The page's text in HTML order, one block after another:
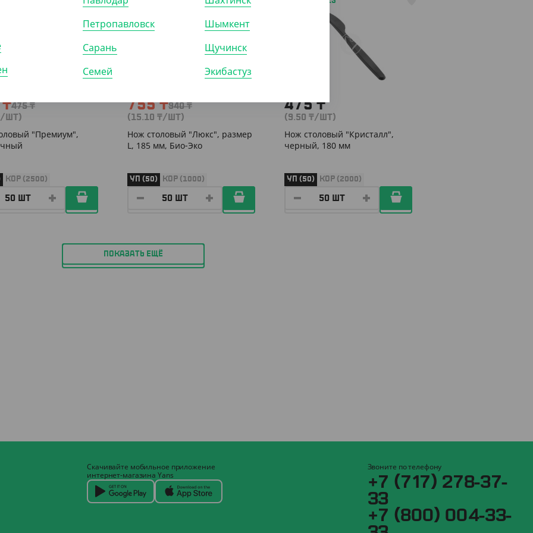
₸475₸
/ШТ)
"Премиум",
КОР (2500)
755₸940₸
(15.10 ₸/ШТ)
Нож столовый "Люкс", размер
L, 185 мм, Био-Эко
УП (50) КОР (1000)
475₸
(9.50 ₸/ШТ)
Нож столовый "Кристалл",
черный, 180 мм
УП (50) КОР (2000)
ПОКАЗАТЬ ЕЩЁ
Скачивайте мобильное приложение
интернет-магазина Yans
Звоните по телефону
+7 (717) 278-37-
33
+7 (800) 004-33-
33
Петропавловск
Сарань
Семей
Шымкент
Щучинск
Экибастуз